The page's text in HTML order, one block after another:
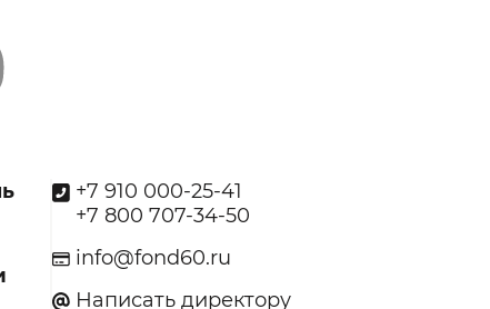
+7 910 000-25-41
+7 800 707-34-50
info@fond60.ru
Написать директору